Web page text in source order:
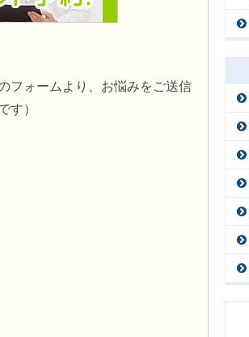
フォームより、お悩みをご送信
す）